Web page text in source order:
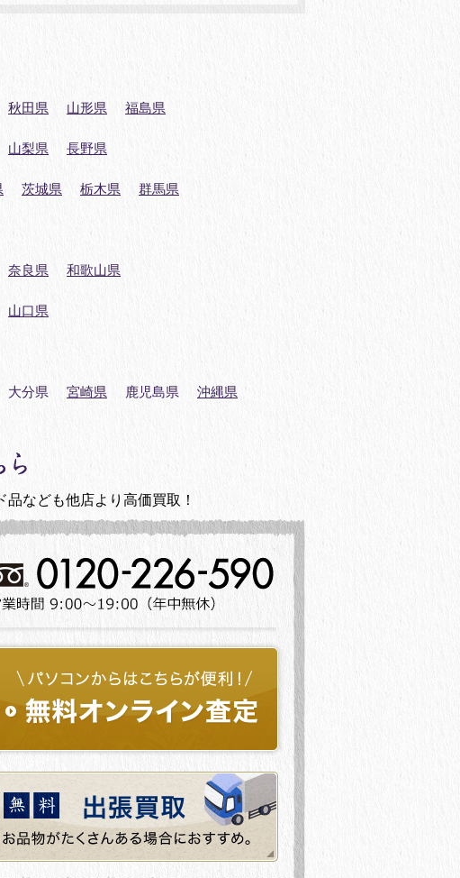
秋田県 山形県 福島県
山梨県 長野県
茨城県 栃木県 群馬県
奈良県 和歌山県
山口県
大分県 宮崎県 鹿児島県 沖縄県
なども他店より高価買取！